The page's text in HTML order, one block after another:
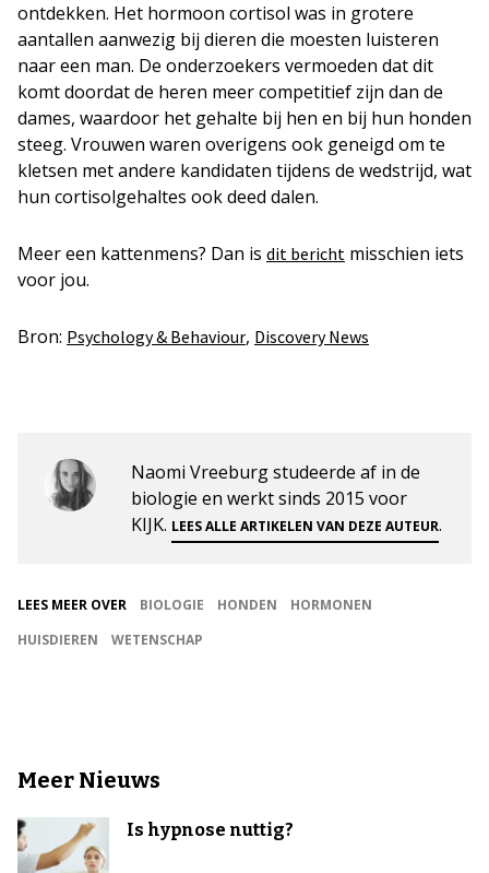
ontdekken. Het hormoon cortisol was in grotere
aantallen aanwezig bij dieren die moesten luisteren
naar een man. De onderzoekers vermoeden dat dit
komt doordat de heren meer competitief zijn dan de
dames, waardoor het gehalte bij hen en bij hun honden
steeg. Vrouwen waren overigens ook geneigd om te
kletsen met andere kandidaten tijdens de wedstrijd, wat
hun cortisolgehaltes ook deed dalen.
Meer een kattenmens? Dan is dit bericht misschien iets
voor jou.
Bron: Psychology & Behaviour, Discovery News
Naomi Vreeburg studeerde af in de
biologie en werkt sinds 2015 voor
KIJK. LEES ALLE ARTIKELEN VAN DEZE AUTEUR.
LEES MEER OVER BIOLOGIE HONDEN
HORMONEN
HUISDIEREN
WETENSCHAP
Meer Nieuws
Is hypnose nuttig?